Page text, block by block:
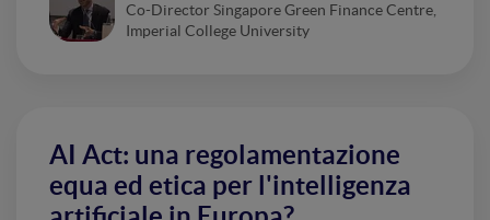
Co-Director Singapore Green Finance Centre,
Imperial College University
AI Act: una regolamentazione
equa ed etica per l'intelligenza